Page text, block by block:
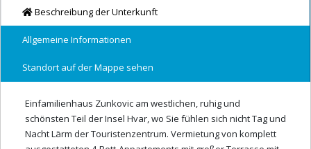
Beschreibung der Unterkunft
Allgemeine Informationen
Standort auf der Mappe sehen
Einfamilienhaus Zunkovic am westlichen, ruhig und
schönsten Teil der Insel Hvar, wo Sie fühlen sich nicht Tag und
Nacht Lärm der Touristenzentrum. Vermietung von komplett